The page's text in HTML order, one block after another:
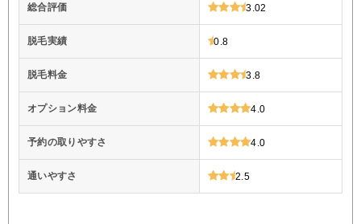
総合評価 3.02
脱毛実績 0.8
脱毛料金 3.8
オプション料金 4.0
予約の取りやすさ 4.0
通いやすさ 2.5